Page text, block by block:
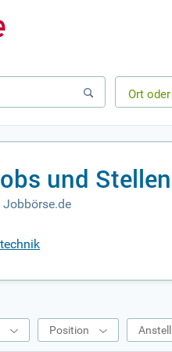
und
Position